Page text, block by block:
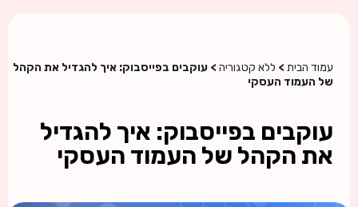
עמוד הבית > ללא קטגוריה > עוקבים בפייסבוק: איך להגדיל את הקהל
של העמוד העסקי
עוקבים בפייסבוק: איך להגדיל
את הקהל של העמוד העסקי